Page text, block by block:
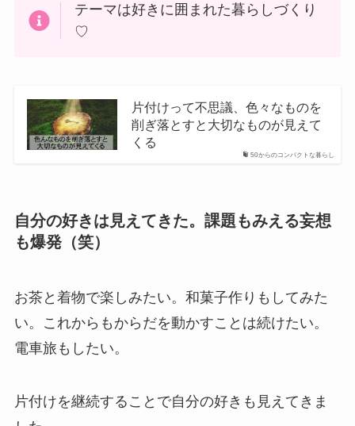
テーマは好きに囲まれた暮らしづくり
♡
50からのコンパクトな暮らし
片付けって不思議、色々なものを
削ぎ落とすと大切なものが見えて
くる
自分の好きは見えてきた。課題もみえる妄想
も爆発（笑）
お茶と着物で楽しみたい。和菓子作りもしてみた
い。これからもからだを動かすことは続けたい。
電車旅もしたい。
片付けを継続することで自分の好きも見えてきま